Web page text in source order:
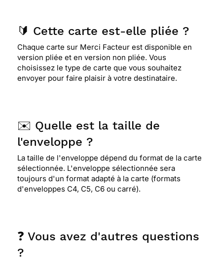
🔰 Cette carte est-elle pliée ?
Chaque carte sur Merci Facteur est disponible en
version pliée et en version non pliée. Vous
choisissez le type de carte que vous souhaitez
envoyer pour faire plaisir à votre destinataire.
✉️ Quelle est la taille de
l'enveloppe ?
La taille de l'enveloppe dépend du format de la carte
sélectionnée. L'enveloppe sélectionnée sera
toujours d'un format adapté à la carte (formats
d'enveloppes C4, C5, C6 ou carré).
❓ Vous avez d'autres questions
?